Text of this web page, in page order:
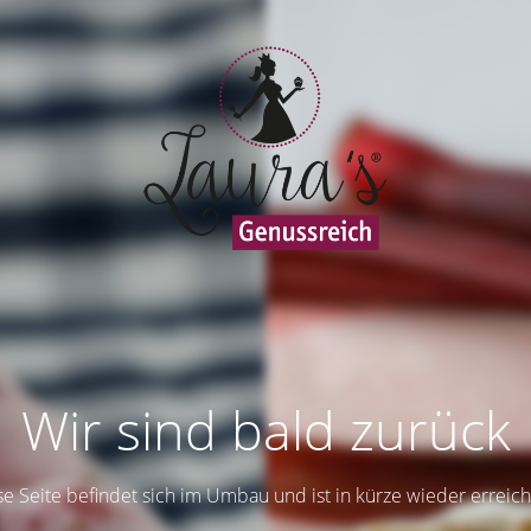
Wir sind bald zurück
Seite befindet sich im Umbau und ist in kürze wieder